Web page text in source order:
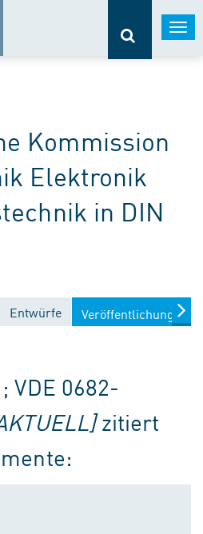
Kommission
Elektronik
in DIN
Entwürfe Veröffentlichungen
VDE 0682-
zitiert